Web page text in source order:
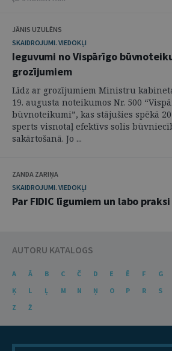
JĀNIS UZULĒNS
SKAIDROJUMI. VIEDOKĻI
Ieguvumi no Vispārīgo
grozījumiem
Līdz ar grozījumiem Ministru
19. augusta noteikumos Nr. 500
būvnoteikumi”, kas stājušies spēkā
sperts visnotaļ efektīvs solis
sakārtošanā. Jo ...
ZANDA ZARIŅA
SKAIDROJUMI. VIEDOKĻI
Par FIDIC līgumiem un labo
AUTORU KATALOGS
A Ā B C Č D E Ē F G
Ķ
L Ļ M N Ņ O P R S
Z
Ž